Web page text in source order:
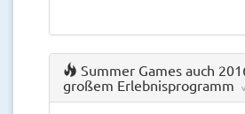
Summer Games auch
großem Erlebnisprogramm